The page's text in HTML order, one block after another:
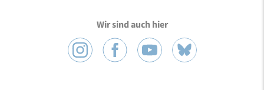
Wir sind auch hier